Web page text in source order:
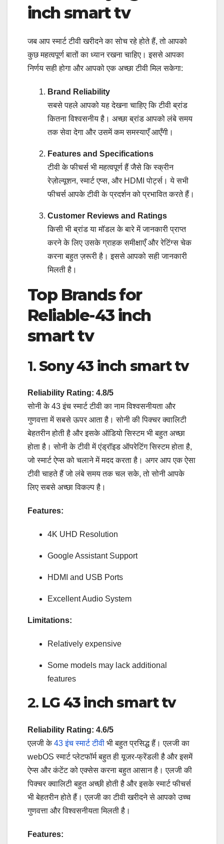
inch smart tv
जब आप स्मार्ट टीवी खरीदने का सोच रहे होते हैं, तो आपको
कुछ महत्वपूर्ण बातों का ध्यान रखना चाहिए। इससे आपका
निर्णय सही होगा और आपको एक अच्छा टीवी मिल सकेगा:
Brand Reliability
सबसे पहले आपको यह देखना चाहिए कि टीवी ब्रांड
कितना विश्वसनीय है। अच्छा ब्रांड आपको लंबे समय
तक सेवा देगा और उसमें कम समस्याएँ आएँगी।
Features and Specifications
टीवी के फीचर्स भी महत्वपूर्ण हैं जैसे कि स्क्रीन
रेज़ोल्यूशन, स्मार्ट एप्स, और HDMI पोर्ट्स। ये सभी
फीचर्स आपके टीवी के प्रदर्शन को प्रभावित करते हैं।
Customer Reviews and Ratings
किसी भी ब्रांड या मॉडल के बारे में जानकारी प्राप्त
करने के लिए उसके ग्राहक समीक्षाएँ और रेटिंग्स चेक
करना बहुत ज़रूरी है। इससे आपको सही जानकारी
मिलती है।
Top Brands for
Reliable-43 inch
smart tv
1.Sony43 inch smart tv
Reliability Rating: 4.8/5
सोनी के 43 इंच स्मार्ट टीवी का नाम विश्वसनीयता और
गुणवत्ता में सबसे ऊपर आता है। सोनी की पिक्चर क्वालिटी
बेहतरीन होती है और इसके ऑडियो सिस्टम भी बहुत अच्छा
होता है। सोनी के टीवी में एंड्रॉइड ऑपरेटिंग सिस्टम होता है,
जो स्मार्ट ऐप्स को चलाने में मदद करता है। अगर आप एक ऐसा
टीवी चाहते हैं जो लंबे समय तक चल सके, तो सोनी आपके
लिए सबसे अच्छा विकल्प है।
Features:
4K UHD Resolution
Google Assistant Support
HDMI and USB Ports
Excellent Audio System
Limitations:
Relatively expensive
Some models may lack additional
features
2. LG 43 inch smart tv
Reliability Rating: 4.6/5
एलजी के43 इंच स्मार्ट टीवी भी बहुत प्रसिद्ध हैं। एलजी का
webOS स्मार्ट प्लेटफॉर्म बहुत ही यूजर-फ्रेंडली है और इसमें
ऐप्स और कंटेंट को एक्सेस करना बहुत आसान है। एलजी की
पिक्चर क्वालिटी बहुत अच्छी होती है और इसके स्मार्ट फीचर्स
भी बेहतरीन होते हैं। एलजी का टीवी खरीदने से आपको उच्च
गुणवत्ता और विश्वसनीयता मिलती है।
Features: